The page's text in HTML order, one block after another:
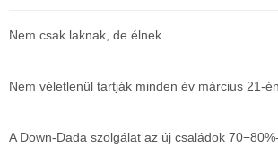
Nem csak laknak, de élnek...
Nem véletlenül tartják minden év március 21-
A Down-Dada szolgálat az új családok